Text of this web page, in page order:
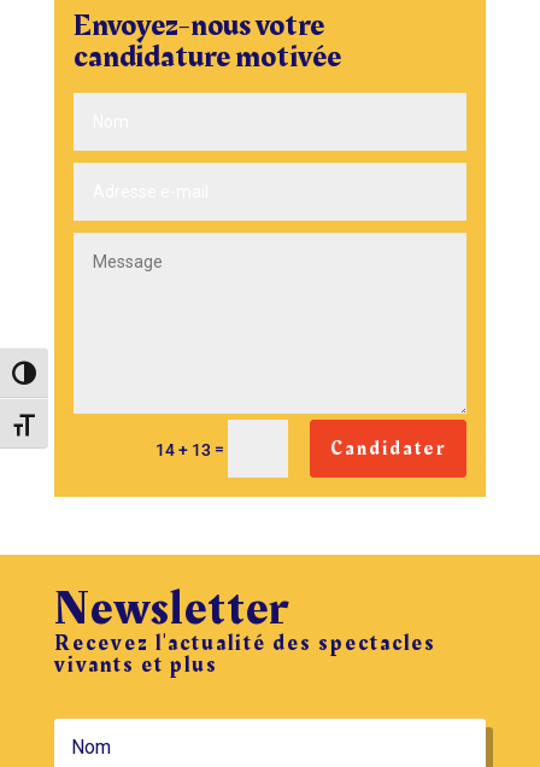
Passer en contraste élevé
Changer la taille de la police
Envoyez-nous votre
candidature motivée
14 + 13 = Candidater
Newsletter
Recevez l'actualité des spectacles
vivants et plus